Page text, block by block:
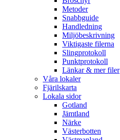
Metoder
Snabbguide
Handledning
Miljöbeskrivning
Viktigaste filerna
Slingprotokoll
Punktprotokoll
Länkar & mer filer
Våra lokaler
Fjärilskarta
Lokala sidor
Gotland
Jämtland
Närke
Västerbotten